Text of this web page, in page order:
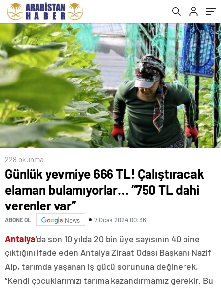
228 okunma
Günlük yevmiye 666 TL! Çalıştıracak
elaman bulamıyorlar… “750 TL dahi
verenler var”
ABONE OL News 7 Ocak 2024 00:36
Antalya’da son 10 yılda 20 bin üye sayısının 40 bine
çıktığını ifade eden Antalya Ziraat Odası Başkanı Nazif
Alp, tarımda yaşanan iş gücü sorununa değinerek,
“Kendi çocuklarımızı tarıma kazandırmamız gerekir. Bu